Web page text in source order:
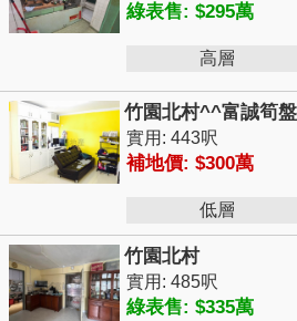
綠表售: $295萬
高層
竹園北村^^富誠筍
實用: 443呎
補地價: $300萬
低層
竹園北村
實用: 485呎
綠表售: $335萬